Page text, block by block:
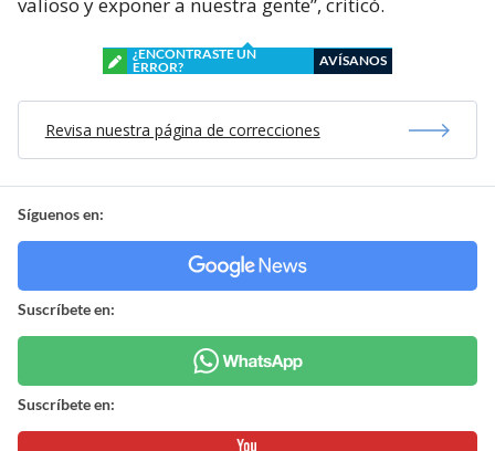
valioso y exponer a nuestra gente”, criticó.
¿ENCONTRASTE UN
ERROR?
AVÍSANOS
Revisa nuestra página de correcciones
Síguenos en:
Suscríbete en:
Suscríbete en: